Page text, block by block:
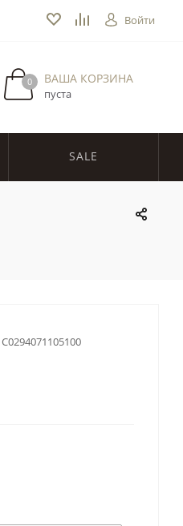
Войти
ВАША КОРЗИНА
пуста
0
SALE
C0294071105100